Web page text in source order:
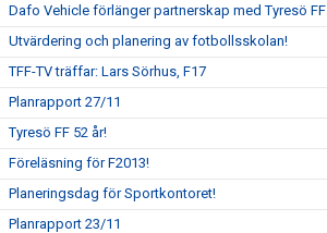
Dafo Vehicle förlänger partnerskap med Tyresö FF
Utvärdering och planering av fotbollsskolan!
TFF-TV träffar: Lars Sörhus, F17
Planrapport 27/11
Tyresö FF 52 år!
Föreläsning för F2013!
Planeringsdag för Sportkontoret!
Planrapport 23/11